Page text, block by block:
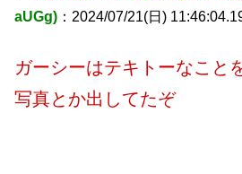
aUGg) ：2024/07/21(日)
ガーシーはテキトーなこと
写真とか出してたぞ